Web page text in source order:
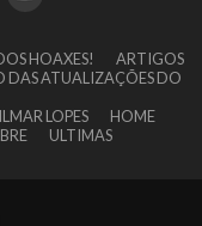
HOAXES!
ARTIGOS
DAS ATUALIZAÇÕES DO
LOPES
HOME
ULTIMAS